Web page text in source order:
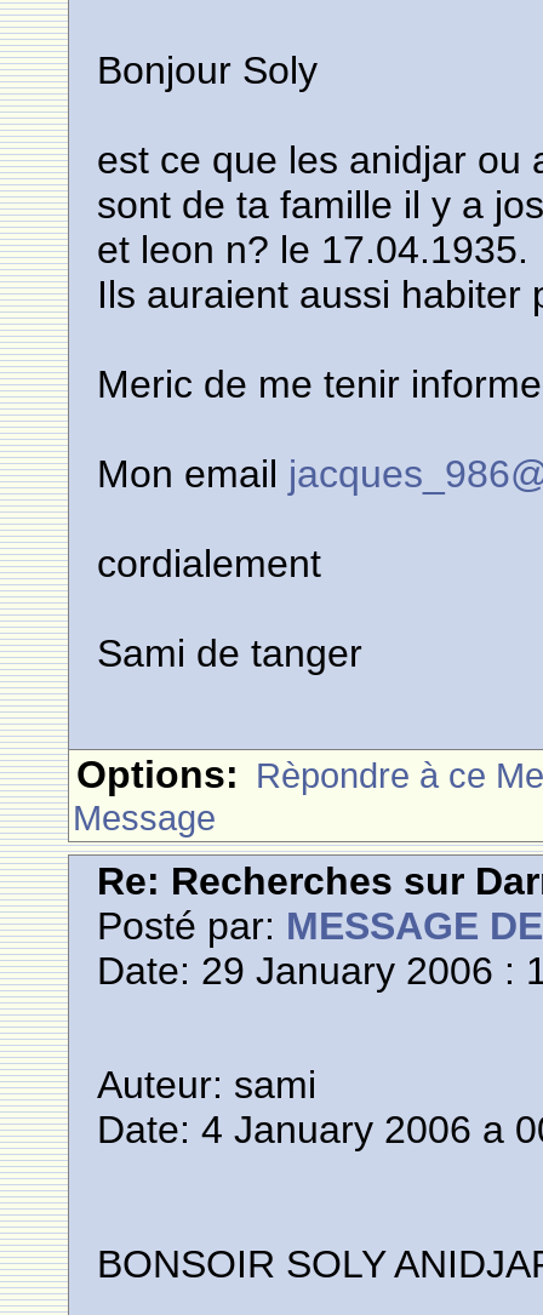
Bonjour Soly
est ce que les anidjar ou
sont de ta famille il y a
et leon n? le 17.04.1935.
Ils auraient aussi habiter
Meric de me tenir
Mon email
cordialement
Sami de tanger
Options: Rèpondre à ce
Message
Re: Recherches sur
Posté par: MESSAGE
Date: 29 January 2006 :
Auteur: sami
Date: 4 January 2006 a
BONSOIR SOLY